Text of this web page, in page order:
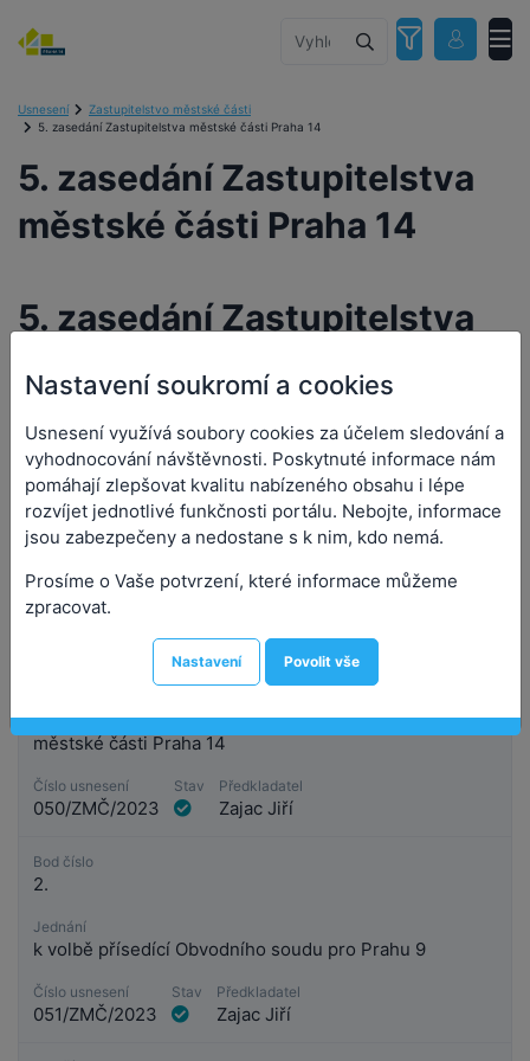
Usnesení
Zastupitelstvo městské části
5. zasedání Zastupitelstva městské části Praha 14
5. zasedání Zastupitelstva
městské části Praha 14
na schválení programu 5. zasedání Zastupitelstva
městské části Praha 14
Číslo usnesení
050/ZMČ/2023
Stav Předkladatel
Zajac Jiří
Bod číslo
2.
Jednání
k volbě přísedící Obvodního soudu pro Prahu 9
Číslo usnesení
051/ZMČ/2023
Stav Předkladatel
Zajac Jiří
5. zasedání Zastupitelstva
městské části Praha 14
Orgán:Zastupitelstvo městské části
Datum a čas jednání:19. 9. 2023 15:00
Přílohy (2)
Nastavení soukromí a cookies
Usnesení využívá soubory cookies za účelem sledování a
vyhodnocování návštěvnosti. Poskytnuté informace nám
pomáhají zlepšovat kvalitu nabízeného obsahu i lépe
rozvíjet jednotlivé funkčnosti portálu. Nebojte, informace
jsou zabezpečeny a nedostane s k nim, kdo nemá.
Prosíme o Vaše potvrzení, které informace můžeme
zpracovat.
Nastavení Povolit vše